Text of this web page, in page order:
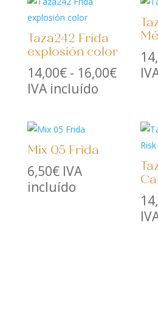
Taza242 Frida
explosión color
14,00€ - 16,00€Rango
desde
14,00€
hasta
16,00€
IVA incluído
Mix 05 Frida
6,50€ IVA
incluído